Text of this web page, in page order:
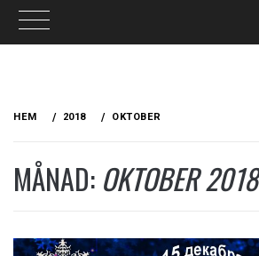
HEM 2018 OKTOBER
MÅNAD: OKTOBER 2018